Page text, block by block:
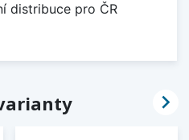
distribuce pro ČR
